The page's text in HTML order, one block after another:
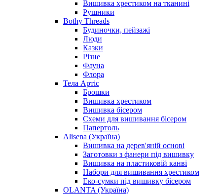
Вишивка хрестиком на тканині
Рушники
Bothy Threads
Будиночки, пейзажі
Люди
Казки
Різне
Фауна
Флора
Тела Артіс
Брошки
Вишивка хрестиком
Вишивка бісером
Схеми для вишивання бісером
Папертоль
Alisena (Україна)
Вишивка на дерев'яній основі
Заготовки з фанери під вишивку
Вишивка на пластиковій канві
Набори для вишивання хрестиком
Еко-сумки під вишивку бісером
OLANTA (Україна)